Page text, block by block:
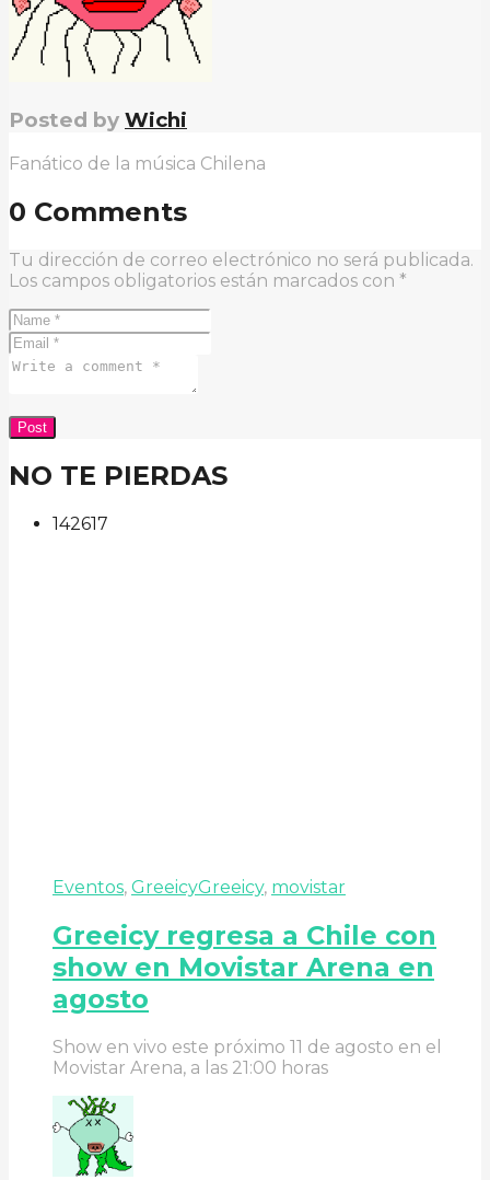
Posted by Wichi
Fanático de la música Chilena
0 Comments
Tu dirección de correo electrónico no será publicada.
Los campos obligatorios están marcados con *
NO TE PIERDAS
142617
Eventos, GreeicyGreeicy, movistar
Greeicy regresa a Chile con
show en Movistar Arena en
agosto
Show en vivo este próximo 11 de agosto en el
Movistar Arena, a las 21:00 horas